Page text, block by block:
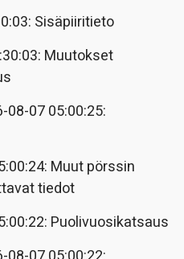
Sisäpiiritieto
Muutokset
08-07 05:00:25:
Muut pörssin
tiedot
Puolivuosikatsaus